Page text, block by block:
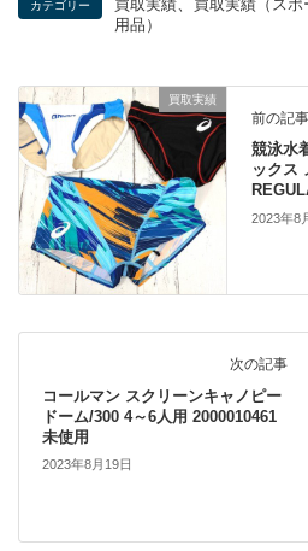
カテゴリー 買取実績 買取実績（スポ
用品）
買取実績
前の記事
競泳水
ックス
2023年8
次の記事
コールマン スクリーンキャノピー
ドーム/300 4～6人用 2000010461
未使用
2023年8月19日